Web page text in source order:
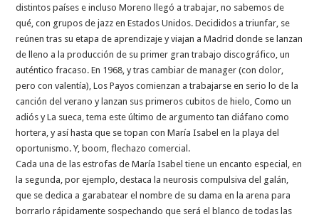
distintos países e incluso Moreno llegó a trabajar, no sabemos de
qué, con grupos de jazz en Estados Unidos. Decididos a triunfar, se
reúnen tras su etapa de aprendizaje y viajan a Madrid donde se lanzan
de lleno a la producción de su primer gran trabajo discográfico, un
auténtico fracaso. En 1968, y tras cambiar de manager (con dolor,
pero con valentía), Los Payos comienzan a trabajarse en serio lo de la
canción del verano y lanzan sus primeros cubitos de hielo, Como un
adiós y La sueca, tema este último de argumento tan diáfano como
hortera, y así hasta que se topan con María Isabel en la playa del
oportunismo. Y, boom, flechazo comercial.
Cada una de las estrofas de María Isabel tiene un encanto especial, en
la segunda, por ejemplo, destaca la neurosis compulsiva del galán,
que se dedica a garabatear el nombre de su dama en la arena para
borrarlo rápidamente sospechando que será el blanco de todas las